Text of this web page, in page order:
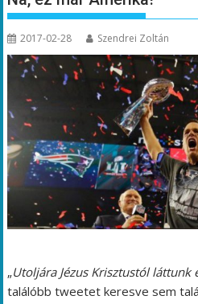
2017-02-28 Szendrei Zoltán
„Utoljára Jézus Krisztustól láttunk
találóbb tweetet keresve sem